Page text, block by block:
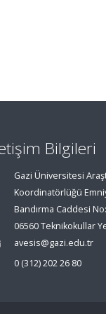
Bilgileri
Gazi Üniversitesi
Koordinatörlüğü
Bandırma Caddesi
06560 Teknikokullar
avesis@gazi.edu.tr
0 (312) 202 26 80